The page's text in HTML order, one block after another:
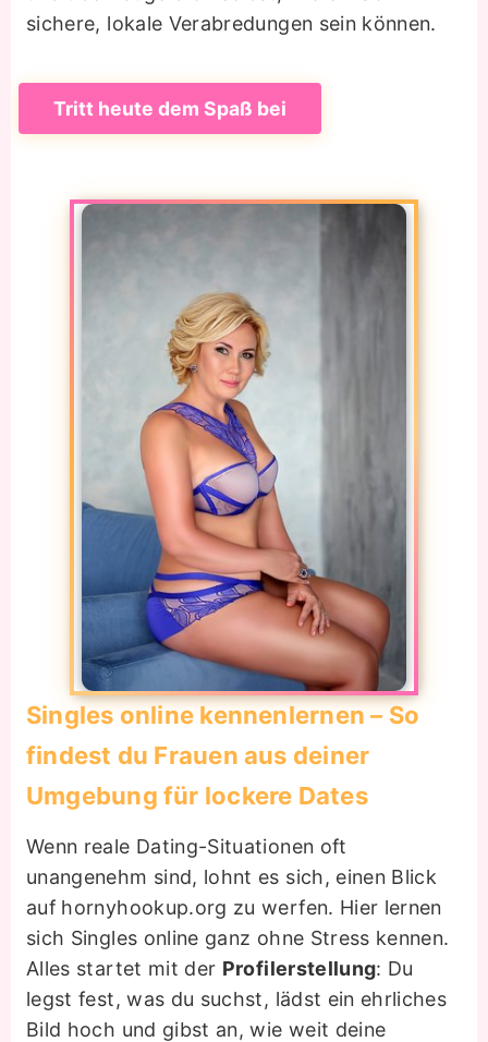
sichere, lokale Verabredungen sein können.
Tritt heute dem Spaß bei
Singles online kennenlernen – So
findest du Frauen aus deiner
Umgebung für lockere Dates
Wenn reale Dating-Situationen oft
unangenehm sind, lohnt es sich, einen Blick
auf hornyhookup.org zu werfen. Hier lernen
sich Singles online ganz ohne Stress kennen.
Alles startet mit der Profilerstellung: Du
legst fest, was du suchst, lädst ein ehrliches
Bild hoch und gibst an, wie weit deine